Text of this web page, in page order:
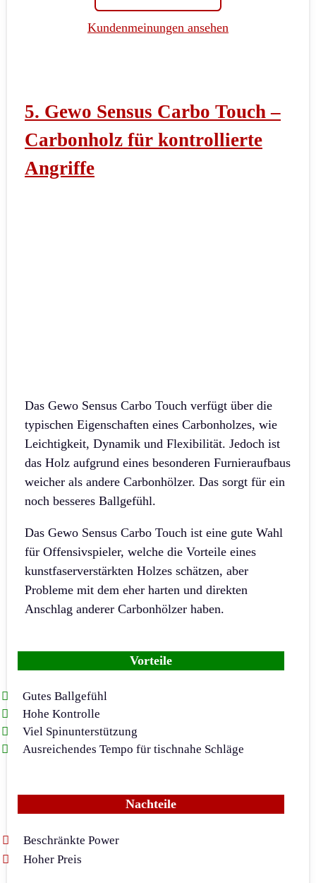
Kundenmeinungen ansehen
5. Gewo Sensus Carbo Touch –
Carbonholz für kontrollierte
Angriffe
Das Gewo Sensus Carbo Touch verfügt über die
typischen Eigenschaften eines Carbonholzes, wie
Leichtigkeit, Dynamik und Flexibilität. Jedoch ist
das Holz aufgrund eines besonderen Furnieraufbaus
weicher als andere Carbonhölzer. Das sorgt für ein
noch besseres Ballgefühl.
Das Gewo Sensus Carbo Touch ist eine gute Wahl
für Offensivspieler, welche die Vorteile eines
kunstfaserverstärkten Holzes schätzen, aber
Probleme mit dem eher harten und direkten
Anschlag anderer Carbonhölzer haben.
Vorteile
Gutes Ballgefühl
Hohe Kontrolle
Viel Spinunterstützung
Ausreichendes Tempo für tischnahe Schläge
Nachteile
Beschränkte Power
Hoher Preis